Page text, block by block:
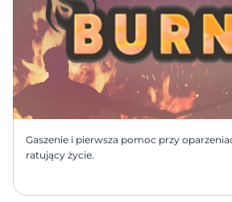
Gaszenie i pierwsza pomoc przy
ratujący życie.